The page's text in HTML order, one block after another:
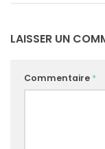
LAISSER UN
Commentaire *